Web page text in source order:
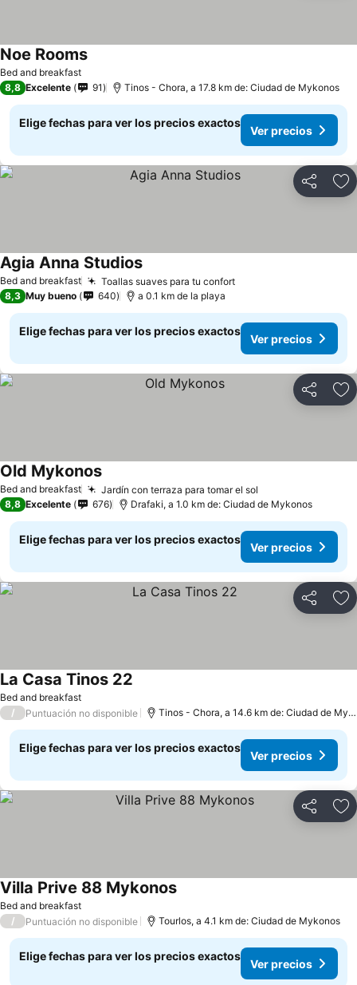
Bed and breakfast
Noe Rooms
8,8 Excelente 91 Tinos - Chora, a 17.8 km de: Ciudad de Mykonos
Elige fechas para ver los precios exactos
Ver precios
Compartir
Bed and breakfast Toallas suaves para tu confort
Agia Anna Studios
8,3 Muy bueno 640 a 0.1 km de la playa
Elige fechas para ver los precios exactos
Ver precios
Compartir
Bed and breakfast Jardín con terraza para tomar el sol
Old Mykonos
8,8 Excelente 676 Drafaki, a 1.0 km de: Ciudad de Mykonos
Elige fechas para ver los precios exactos
Ver precios
Compartir
Bed and breakfast
La Casa Tinos 22
/ Puntuación no disponible Tinos - Chora, a 14.6 km de: Ciudad de Mykonos
Elige fechas para ver los precios exactos
Ver precios
Compartir
Bed and breakfast
Villa Prive 88 Mykonos
/ Puntuación no disponible Tourlos, a 4.1 km de: Ciudad de Mykonos
Elige fechas para ver los precios exactos
Ver precios